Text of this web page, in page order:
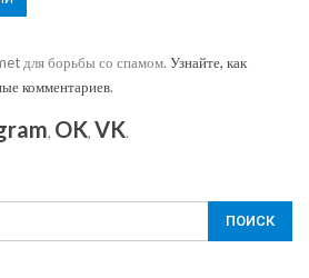
для борьбы со спамом. Узнайте, как
комментариев.
, OK, VK.